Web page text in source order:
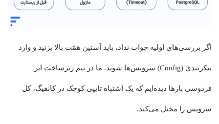
اگر بررسی‌های اولیه جواب نداد، باید آستین همّت بالا بزنید و وارد
پیکربندی (Config) سرویس‌ها شوید. ما در تیم زیرساخت ابر
فردوسی بارها دیده‌ایم که یک اشتباه تایپی کوچک در کانفیگ، کل
سرویس را مختل می‌کند.